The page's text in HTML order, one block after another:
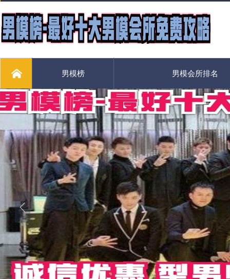
男模榜 男模会所排名